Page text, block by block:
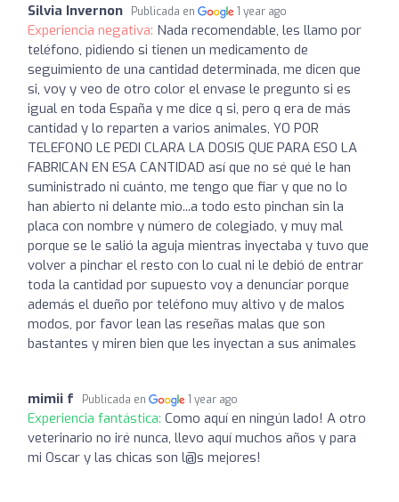
Silvia Invernon Publicada en 1 year ago
Experiencia negativa: Nada recomendable, les llamo por
teléfono, pidiendo si tienen un medicamento de
seguimiento de una cantidad determinada, me dicen que
si, voy y veo de otro color el envase le pregunto si es
igual en toda España y me dice q si, pero q era de más
cantidad y lo reparten a varios animales, YO POR
TELEFONO LE PEDI CLARA LA DOSIS QUE PARA ESO LA
FABRICAN EN ESA CANTIDAD así que no sé qué le han
suministrado ni cuánto, me tengo que fiar y que no lo
han abierto ni delante mio...a todo esto pinchan sin la
placa con nombre y número de colegiado, y muy mal
porque se le salió la aguja mientras inyectaba y tuvo que
volver a pinchar el resto con lo cual ni le debió de entrar
toda la cantidad por supuesto voy a denunciar porque
además el dueño por teléfono muy altivo y de malos
modos, por favor lean las reseñas malas que son
bastantes y miren bien que les inyectan a sus animales
mimii f Publicada en 1 year ago
Experiencia fantástica: Como aquí en ningún lado! A otro
veterinario no iré nunca, llevo aquí muchos años y para
mi Oscar y las chicas son l@s mejores!